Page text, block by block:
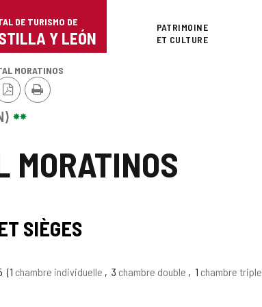
DE TURISMO DE
Y LEÓN
Superior
PATRIMOINE
ET CULTURE
MORATINOS
MORATINOS
Version
PDF
Imprimer
SIÈGES
1 chambre individuelle 3 chambre double 1 chambre triple